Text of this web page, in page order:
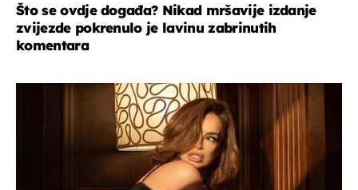
Što se ovdje događa? Nikad mršavije izdanje
zvijezde pokrenulo je lavinu zabrinutih
komentara